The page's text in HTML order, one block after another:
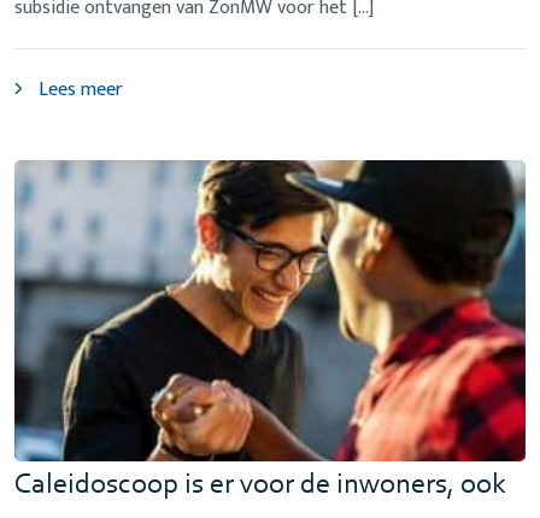
subsidie ontvangen van ZonMW voor het […]
Lees meer
Caleidoscoop is er voor de inwoners, ook